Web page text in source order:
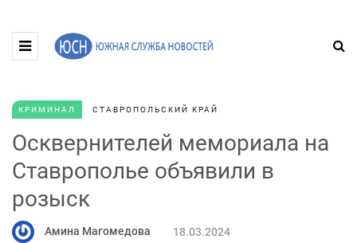
КРИМИНАЛ СТАВРОПОЛЬСКИЙ КРАЙ
Осквернителей мемориала на
Ставрополье объявили в
розыск
Амина Магомедова 18.03.2024